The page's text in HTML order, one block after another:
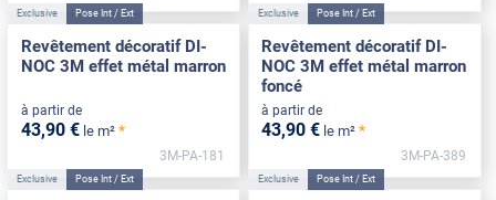
Exclusive Pose Int / Ext
Revêtement décoratif DI-
NOC 3M effet métal marron
à partir de
43,90 € le m² *
3M-PA-181
Exclusive Pose Int / Ext
Revêtement décoratif DI-
NOC 3M effet métal marron
foncé
à partir de
43,90 € le m² *
3M-PA-389
Exclusive Pose Int / Ext Exclusive Pose Int / Ext